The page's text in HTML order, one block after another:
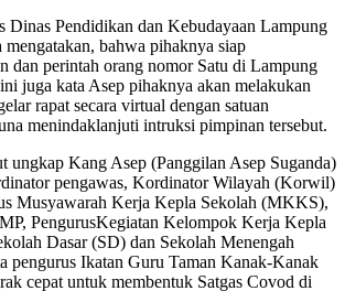
Dinas Pendidikan dan Kebudayaan Lampung
mengatakan, bahwa pihaknya siap
dan perintah orang nomor Satu di Lampung
juga kata Asep pihaknya akan melakukan
rapat secara virtual dengan satuan
menindaklanjuti intruksi pimpinan tersebut.
ungkap Kang Asep (Panggilan Asep Suganda)
pengawas, Kordinator Wilayah (Korwil)
Musyawarah Kerja Kepla Sekolah (MKKS),
PengurusKegiatan Kelompok Kerja Kepla
Dasar (SD) dan Sekolah Menengah
pengurus Ikatan Guru Taman Kanak-Kanak
cepat untuk membentuk Satgas Covod di